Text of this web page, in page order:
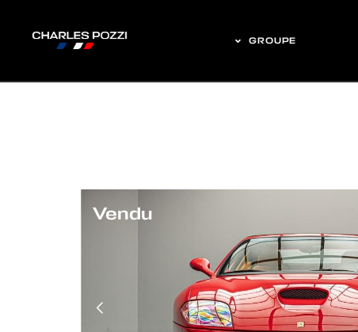
GROUPE
Vendu